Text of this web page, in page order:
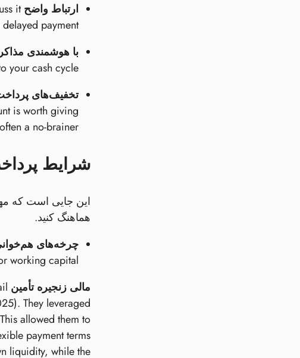
ارتباط واضح it
payment.
با هوشمندی
your cash cycle.
تخفیف‌های
is worth giving
a no-brainer.
شرایط
این جایی است که
هماهنگ کنید.
چرخه‌های
working capital.
مالی زنجیره تأمین
They leveraged
allowed them to
payment terms
liquidity, while the